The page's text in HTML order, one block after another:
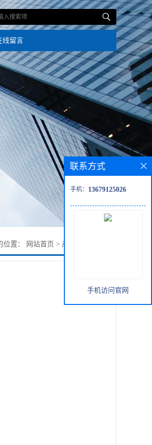
线留言
位置： 网站首页 > 产品展厅
联系方式
手机： 13679125026
手机访问官网